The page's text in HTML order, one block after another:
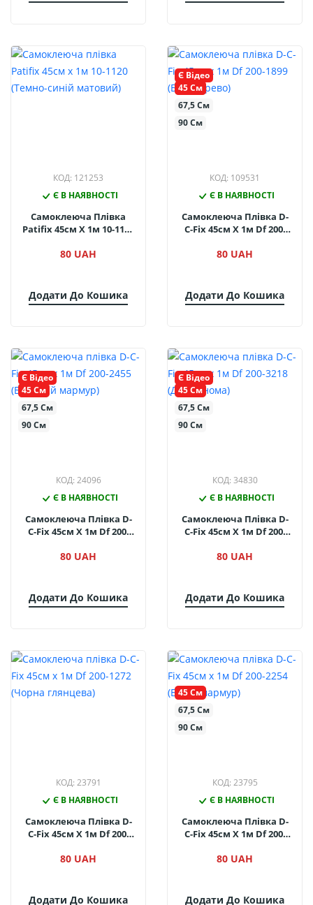
КОД: 121253
Є В НАЯВНОСТІ
Самоклеюча Плівка
Patifix 45см Х 1м 10-1120
80 UAH
Додати До Кошика
Є Відео
45 См
67,5 См
90 См
КОД: 109531
Є В НАЯВНОСТІ
Самоклеюча Плівка D-
C-Fix 45см Х 1м Df 200-
80 UAH
Додати До Кошика
Є Відео
45 См
67,5 См
90 См
КОД: 24096
Є В НАЯВНОСТІ
Самоклеюча Плівка D-
C-Fix 45см Х 1м Df 200-
80 UAH
Додати До Кошика
Є Відео
45 См
67,5 См
90 См
КОД: 34830
Є В НАЯВНОСТІ
Самоклеюча Плівка D-
C-Fix 45см Х 1м Df 200-
80 UAH
Додати До Кошика
КОД: 23791
Є В НАЯВНОСТІ
Самоклеюча Плівка D-
C-Fix 45см Х 1м Df 200-
80 UAH
Додати До Кошика
45 См
67,5 См
90 См
КОД: 23795
Є В НАЯВНОСТІ
Самоклеюча Плівка D-
C-Fix 45см Х 1м Df 200-
80 UAH
Додати До Кошика